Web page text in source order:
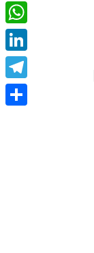
Twitter
WhatsApp
LinkedIn
Telegram